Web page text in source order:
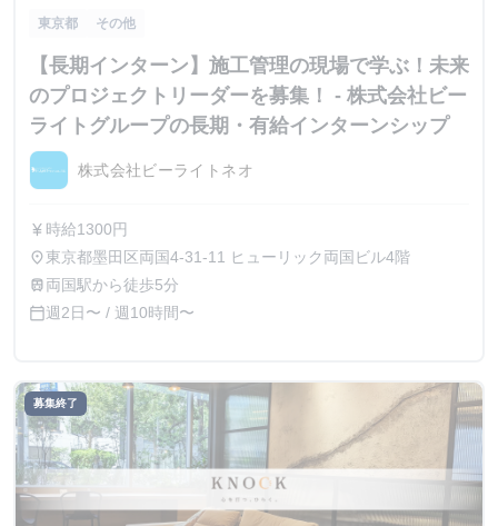
東京都 その他
【長期インターン】施工管理の現場で学ぶ！未来
のプロジェクトリーダーを募集！ - 株式会社ビー
ライトグループの長期・有給インターンシップ
株式会社ビーライトネオ
currency_yen 時給1300円
place東京都墨田区両国4-31-11 ヒューリック両国ビル4階
train 両国駅から徒歩5分
calendar_today週2日〜 / 週10時間〜
募集終了